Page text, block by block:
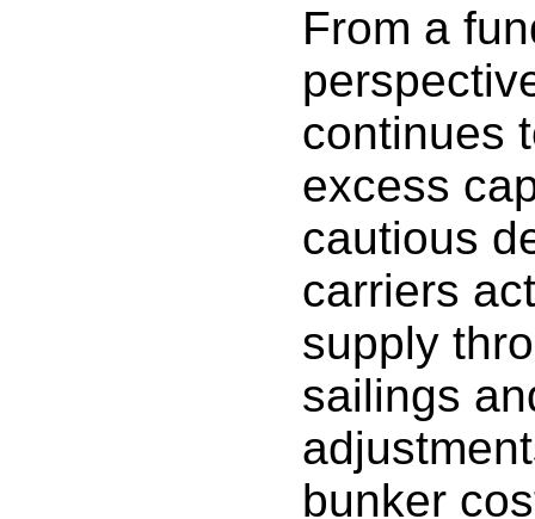
From a
continues
excess
cautious
carriers
supply
sailings
bunker